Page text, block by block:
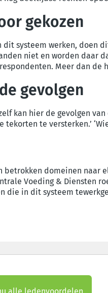
gekozen
dit systeem werken, doen
niet en worden daar
Meer dan de
gevolgen
kan hier de gevolgen
tekorten te versterken.’
betrokken domeinen naar
Voeding & Diensten
die in dit systeem